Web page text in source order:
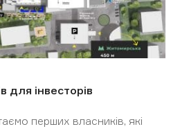
інвесторів
перших власників, які